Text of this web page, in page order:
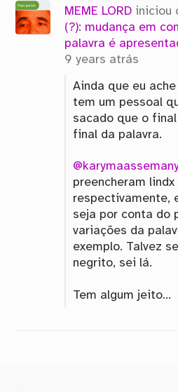
MEME LORD iniciou
(?): mudança em
palavra é
9 years atrás
Ainda que eu
tem um pessoal
sacado que o
final da palavra.
preencheram
respectivamente,
seja por conta do
variações da
exemplo. Talvez
negrito, sei lá.
Tem algum jeito…